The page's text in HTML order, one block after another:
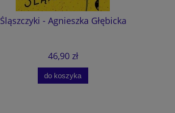
Śląszczyki - Agnieszka Głębicka
46,90 zł
do koszyka